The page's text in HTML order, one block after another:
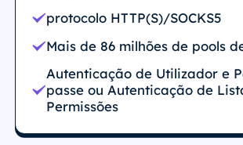
protocolo HTTP(S)/SOCKS5
Mais de 86 milhões de pools
Autenticação de Utilizador e
passe ou Autenticação de
Permissões